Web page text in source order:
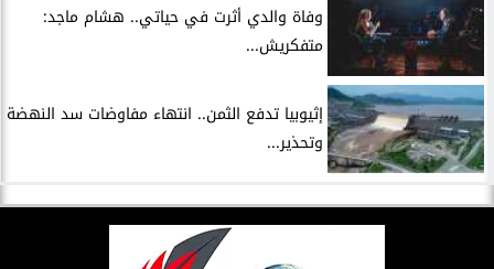
وفاة والدي أثرت في حياتي.. هشام ماجد:
متفكريش...
إثيوبيا تدفع الثمن.. انتهاء مفاوضات سد النهضة
وتحذير...